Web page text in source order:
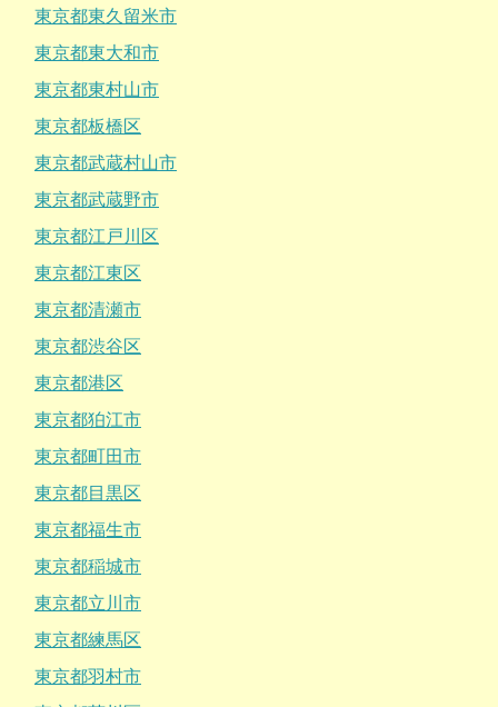
東京都東久留米市
東京都東大和市
東京都東村山市
東京都板橋区
東京都武蔵村山市
東京都武蔵野市
東京都江戸川区
東京都江東区
東京都清瀬市
東京都渋谷区
東京都港区
東京都狛江市
東京都町田市
東京都目黒区
東京都福生市
東京都稲城市
東京都立川市
東京都練馬区
東京都羽村市